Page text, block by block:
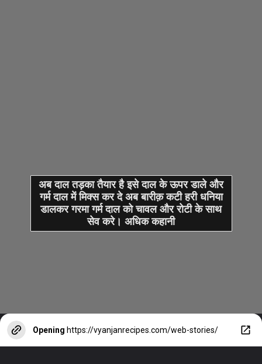
अब दाल तड़का तैयार है इसे दाल के ऊपर डाले और
गर्म दाल में मिक्स कर दे अब बारीक़ कटी हरी धनिया
डालकर गरमा गर्म दाल को चावल और रोटी के साथ
सेव करे। अधिक कहानी
Opening https://vyanjanrecipes.com/web-stories/